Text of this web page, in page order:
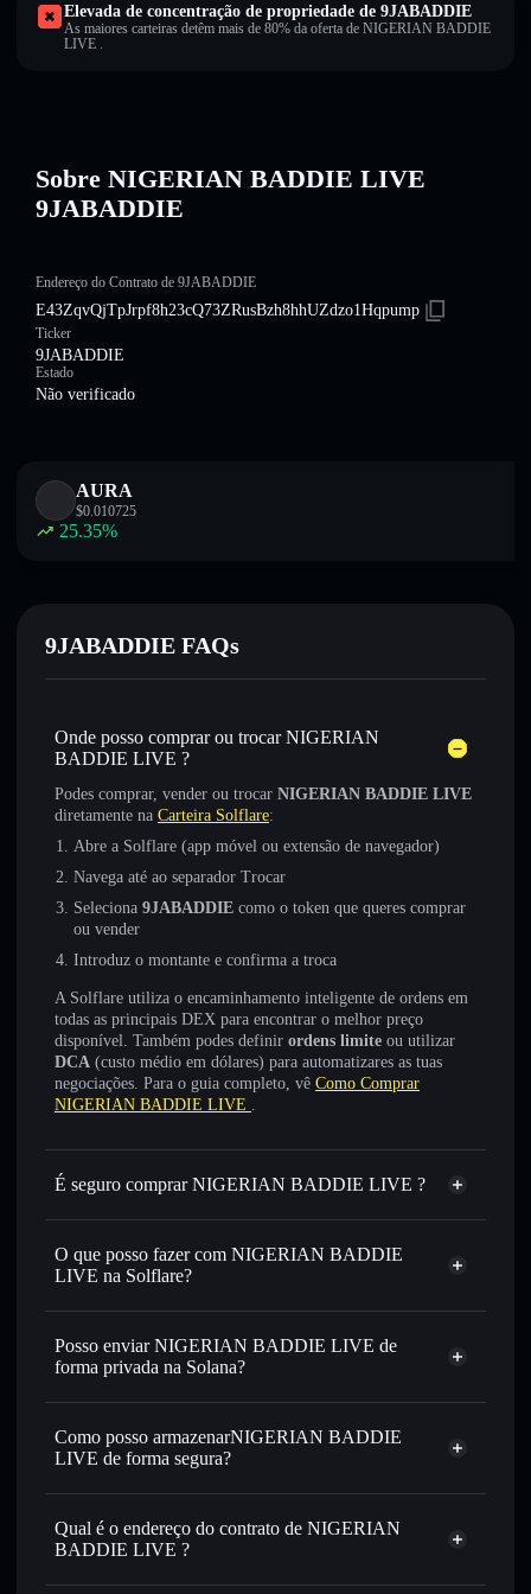
Elevada de concentração de propriedade de 9JABADDIE
As maiores carteiras detêm mais de 80% da oferta de NIGERIAN BADDIE
LIVE .
Sobre NIGERIAN BADDIE LIVE
9JABADDIE
Endereço do Contrato de 9JABADDIE
E43ZqvQjTpJrpf8h23cQ73ZRusBzh8hhUZdzo1Hqpump
Ticker
9JABADDIE
Estado
Não verificado
AURA
$0.010725
25.35%
9JABADDIE FAQs
Onde posso comprar ou trocar NIGERIAN
BADDIE LIVE ?
Podes comprar, vender ou trocar NIGERIAN BADDIE LIVE
diretamente na Carteira Solflare:
Abre a Solflare (app móvel ou extensão de navegador)
Navega até ao separador Trocar
Seleciona 9JABADDIE como o token que queres comprar
ou vender
Introduz o montante e confirma a troca
A Solflare utiliza o encaminhamento inteligente de ordens em
todas as principais DEX para encontrar o melhor preço
disponível. Também podes definir ordens limite ou utilizar
DCA (custo médio em dólares) para automatizares as tuas
negociações. Para o guia completo, vê Como Comprar
NIGERIAN BADDIE LIVE .
É seguro comprar NIGERIAN BADDIE LIVE ?
NIGERIAN BADDIE LIVEnão está verificado
O que posso fazer com NIGERIAN BADDIE
LIVE na Solflare?
NIGERIAN BADDIE LIVE
Carteira Solflare
Trocar instantaneamente — trocar 9JABADDIE por
SOL, USDC ou milhares de outros tokens Solana com
melhor preço disponível
Definir ordens limite— automatizar transações ao teu
preço-alvo para 9JABADDIE
Utilizar DCA— investir de forma faseada ao longo do
Enviar de forma privada
— transferir 9JABADDIE sem
Privacidade integrado da Solflare
Posso enviar NIGERIAN BADDIE LIVE de
forma privada na Solana?
Agregador de Privacidade
Como posso armazenarNIGERIAN BADDIE
LIVE de forma segura?
NIGERIAN BADDIE
Qual é o endereço do contrato de NIGERIAN
BADDIE LIVE ?
NIGERIAN